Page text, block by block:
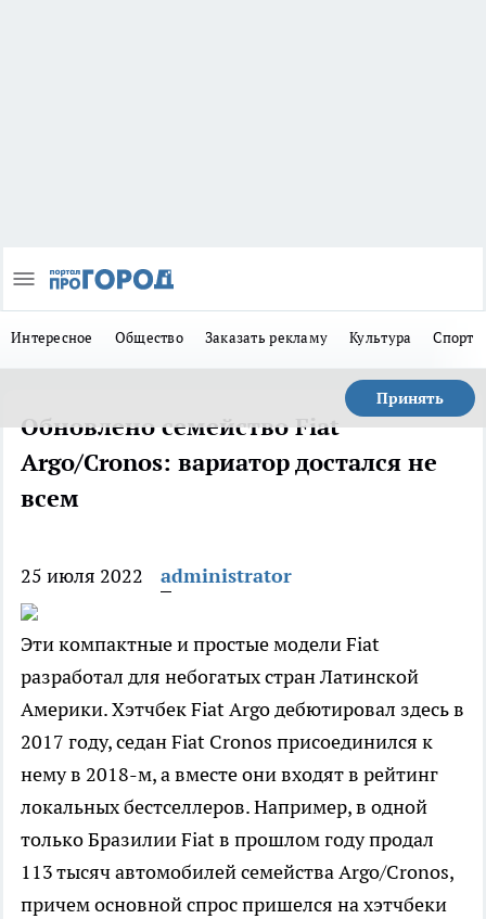
Интересное Общество Заказать рекламу Культура Спорт
Принять
Обновлено семейство Fiat
Argo/Cronos: вариатор достался не
всем
25 июля 2022 administrator
Эти компактные и простые модели Fiat
разработал для небогатых стран Латинской
Америки. Хэтчбек Fiat Argo дебютировал здесь в
2017 году, седан Fiat Cronos присоединился к
нему в 2018-м, а вместе они входят в рейтинг
локальных бестселлеров. Например, в одной
только Бразилии Fiat в прошлом году продал
113 тысяч автомобилей семейства Argo/Cronos,
причем основной спрос пришелся на хэтчбеки